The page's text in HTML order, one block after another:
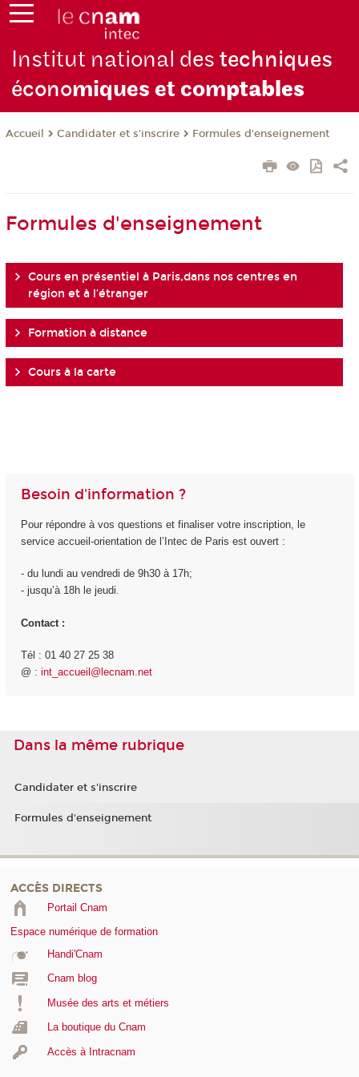
Institut national destechniques
économiques et comptables
Accueil Candidater et s'inscrire Formules d'enseignement
Formules d'enseignement
Cours en présentiel à Paris,dans nos centres en
région et à l’étranger
Formation à distance
Cours à la carte
Besoin d'information ?
Pour répondre à vos questions et finaliser votre inscription, le
service accueil-orientation de l’Intec de Paris est ouvert :
- du lundi au vendredi de 9h30 à 17h;
- jusqu’à 18h le jeudi.
Contact :
Tél : 01 40 27 25 38
@ : int_accueil@lecnam.net
Dans la même rubrique
Candidater et s'inscrire
Formules d'enseignement
ACCÈS DIRECTS
Portail Cnam
Espace numérique de formation
Handi'Cnam
Cnam blog
Musée des arts et métiers
La boutique du Cnam
Accès à Intracnam